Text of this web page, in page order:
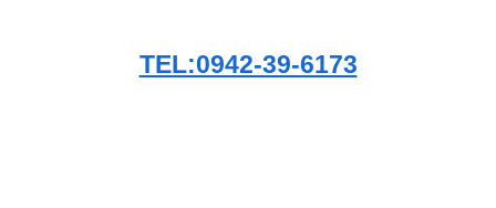
TEL:0942-39-6173